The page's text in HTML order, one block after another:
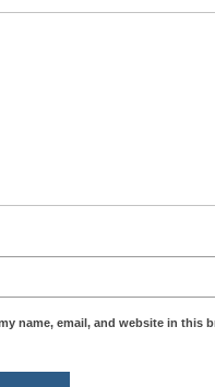
name, email, and website in this